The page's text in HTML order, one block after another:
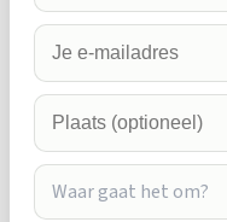
Waar gaat het om?